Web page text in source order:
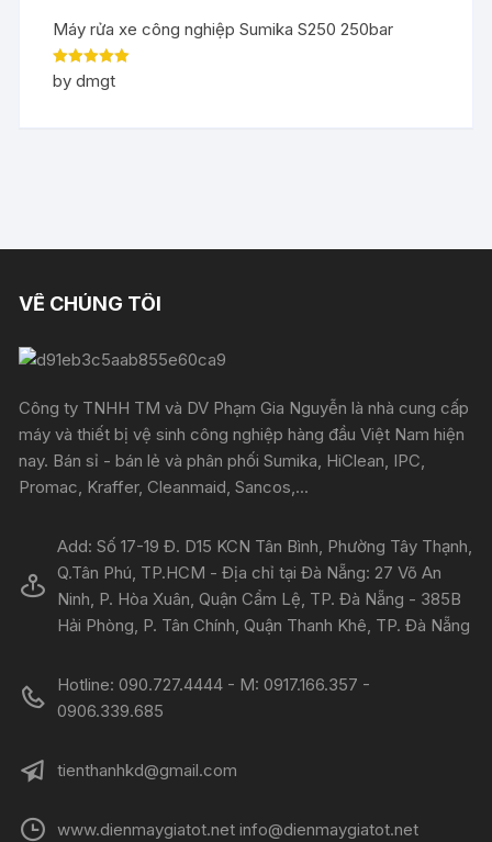
Máy rửa xe công nghiệp Sumika S250 250bar
Rated5out
of 5
by dmgt
VỀ CHÚNG TÔI
Công ty TNHH TM và DV Phạm Gia Nguyễn là nhà cung cấp
máy và thiết bị vệ sinh công nghiệp hàng đầu Việt Nam hiện
nay. Bán sỉ - bán lẻ và phân phối Sumika, HiClean, IPC,
Promac, Kraffer, Cleanmaid, Sancos,...
Add: Số 17-19 Đ. D15 KCN Tân Bình, Phường Tây Thạnh,
Q.Tân Phú, TP.HCM - Địa chỉ tại Đà Nẵng: 27 Võ An
Ninh, P. Hòa Xuân, Quận Cẩm Lệ, TP. Đà Nẵng - 385B
Hải Phòng, P. Tân Chính, Quận Thanh Khê, TP. Đà Nẵng
Hotline: 090.727.4444 - M: 0917.166.357 -
0906.339.685
tienthanhkd@gmail.com
www.dienmaygiatot.net info@dienmaygiatot.net